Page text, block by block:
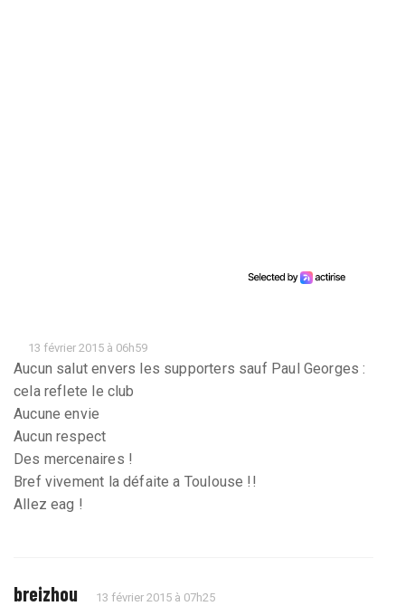
13 février 2015 à 06h59
Aucun salut envers les supporters sauf Paul Georges :
cela reflete le club
Aucune envie
Aucun respect
Des mercenaires !
Bref vivement la défaite a Toulouse !!
Allez eag !
breizhou 13 février 2015 à 07h25